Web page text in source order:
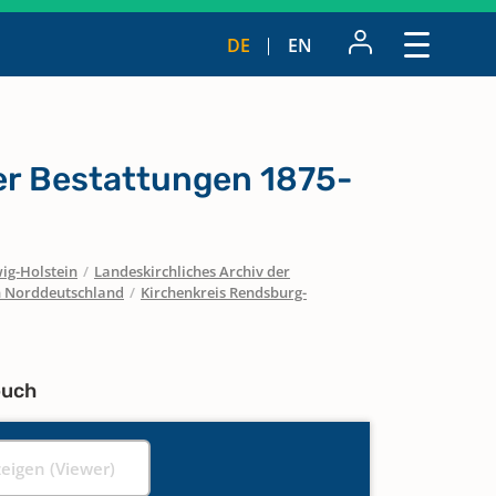
DE EN
Bestattungen 1875-
Holstein / Landeskirchliches Archiv der
Norddeutschland / Kirchenkreis Rendsburg-
(Viewer)